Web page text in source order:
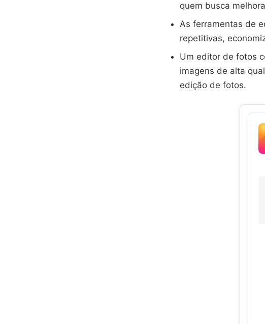
quem busca
As ferramentas de
repetitivas,
Um editor de fotos
imagens de alta
edição de fotos.